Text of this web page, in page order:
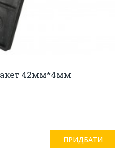
42мм*4мм